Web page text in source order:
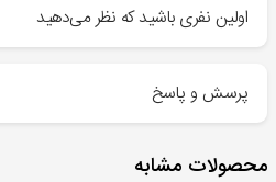
اولین نفری باشید که نظر می‌دهید
پرسش و پاسخ
محصولات مشابه